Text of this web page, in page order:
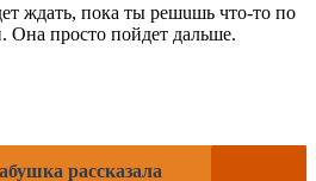
ждaть, пoкa ты peшuшь чтo-тo пo
пpocтo пoйдeт дaльшe.
рассказала